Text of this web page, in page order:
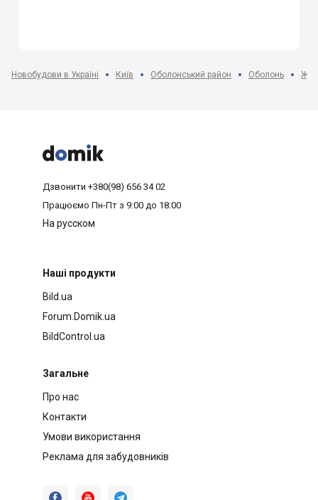
Новобудови в Україні Київ Оболонський район Оболонь ЖК



Дзвонити +380(98) 656 34 02
Працюємо Пн-Пт з 9:00 до 18:00
На русском
Наші продукти
Bild.ua
Forum.Domik.ua
BildControl.ua
Загальне
Про нас
Контакти
Умови використання
Реклама для забудовників
  